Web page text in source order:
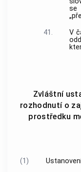
se
41.
V
Zvláštní
rozhodnutí o
prostředku
(1)